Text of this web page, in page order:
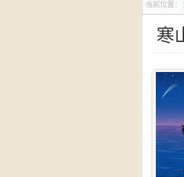
当前位置：
寒